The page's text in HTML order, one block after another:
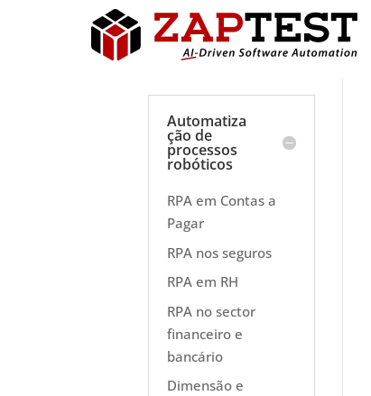
Automatiza
ção de
processos
robóticos
RPA em Contas a
Pagar
RPA nos seguros
RPA em RH
RPA no sector
financeiro e
bancário
Dimensão e